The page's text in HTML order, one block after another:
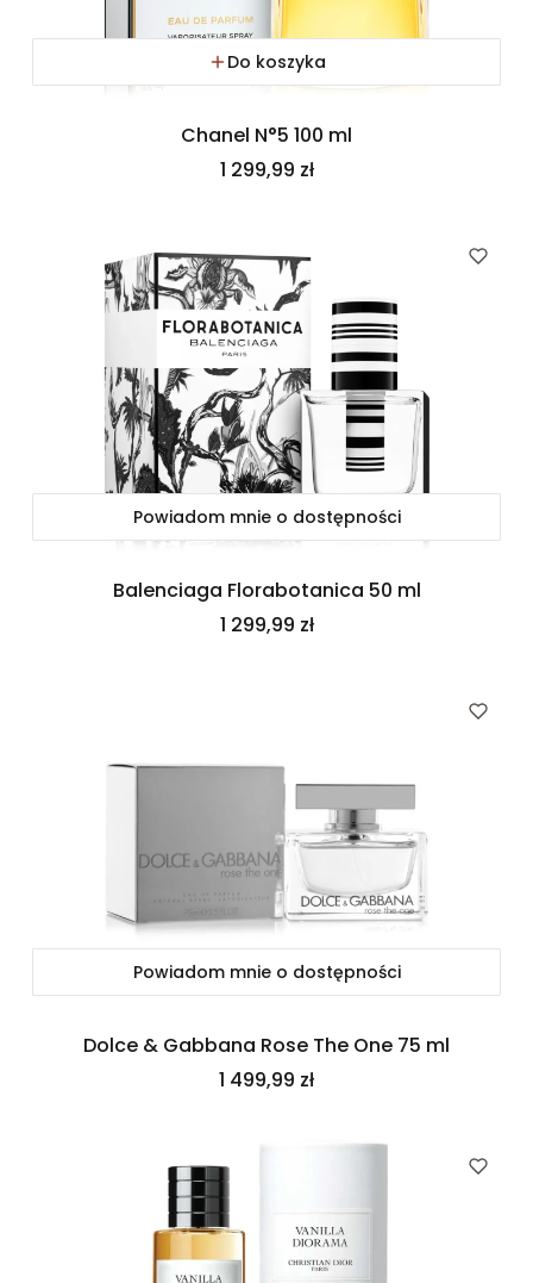
Do koszyka
Chanel N°5 100 ml
Cena
1 299,99 zł
Powiadom mnie o dostępności
Balenciaga Florabotanica 50 ml
Cena
1 299,99 zł
Powiadom mnie o dostępności
Dolce & Gabbana Rose The One 75 ml
Cena
1 499,99 zł